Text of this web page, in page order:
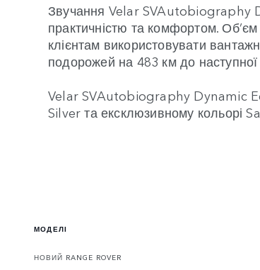
Звучання Velar SVAutobiography
практичністю та комфортом.
клієнтам використовувати
подорожей на 483 км до наступної
Velar SVAutobiography Dynamic
Silver та ексклюзивному кольорі
МОДЕЛІ
НОВИЙ RANGE ROVER